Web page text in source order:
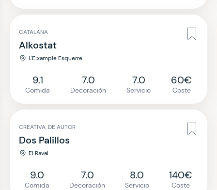
CATALANA
Alkostat
L'Eixample Esquerre
9.1
Comida
7.0
Decoración
7.0
Servicio
60€
Coste
CREATIVA, DE AUTOR
Dos Palillos
El Raval
9.0
Comida
7.0
Decoración
8.0
Servicio
140€
Coste